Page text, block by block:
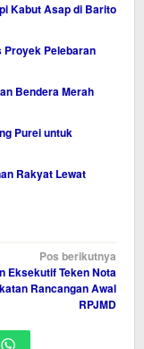
Kabut Asap di Barito
Proyek Pelebaran
Bendera Merah
Purei untuk
Rakyat Lewat
Pos berikutnya
Eksekutif Teken Nota
Rancangan Awal
RPJMD